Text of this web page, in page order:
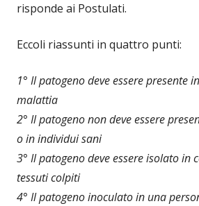
risponde ai Postulati.
Eccoli riassunti in quattro punti:
1° Il patogeno deve essere presente
malattia
2° Il patogeno non deve essere
o in individui sani
3° Il patogeno deve essere isolato in
tessuti colpiti
4° Il patogeno inoculato in una